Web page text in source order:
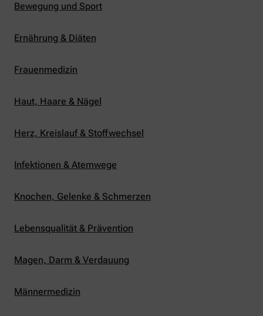
Bewegung und Sport
Ernährung & Diäten
Frauenmedizin
Haut, Haare & Nägel
Herz, Kreislauf & Stoffwechsel
Infektionen & Atemwege
Knochen, Gelenke & Schmerzen
Lebensqualität & Prävention
Magen, Darm & Verdauung
Männermedizin